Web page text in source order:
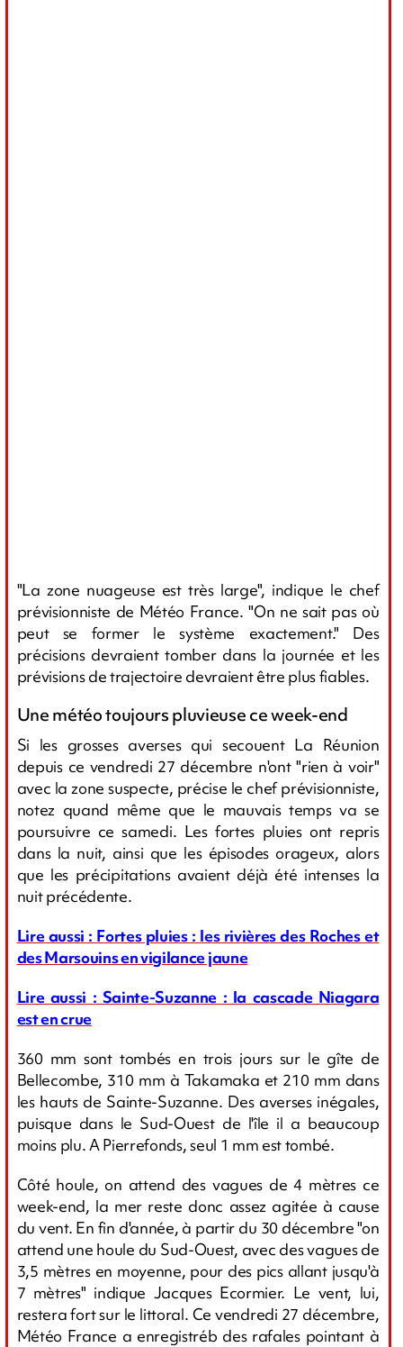
"La zone nuageuse est très large", indique le chef
prévisionniste de Météo France. "On ne sait pas où
peut se former le système exactement." Des
précisions devraient tomber dans la journée et les
prévisions de trajectoire devraient être plus fiables.
Une météo toujours pluvieuse ce week-end
Si les grosses averses qui secouent La Réunion
depuis ce vendredi 27 décembre n'ont "rien à voir"
avec la zone suspecte, précise le chef prévisionniste,
notez quand même que le mauvais temps va se
poursuivre ce samedi. Les fortes pluies ont repris
dans la nuit, ainsi que les épisodes orageux, alors
que les précipitations avaient déjà été intenses la
nuit précédente.
Lire aussi : Fortes pluies : les rivières des Roches et
des Marsouins en vigilance jaune
Lire aussi : Sainte-Suzanne : la cascade Niagara
est en crue
360 mm sont tombés en trois jours sur le gîte de
Bellecombe, 310 mm à Takamaka et 210 mm dans
les hauts de Sainte-Suzanne. Des averses inégales,
puisque dans le Sud-Ouest de l'île il a beaucoup
moins plu. A Pierrefonds, seul 1 mm est tombé.
Côté houle, on attend des vagues de 4 mètres ce
week-end, la mer reste donc assez agitée à cause
du vent. En fin d'année, à partir du 30 décembre "on
attend une houle du Sud-Ouest, avec des vagues de
3,5 mètres en moyenne, pour des pics allant jusqu'à
7 mètres" indique Jacques Ecormier. Le vent, lui,
restera fort sur le littoral. Ce vendredi 27 décembre,
Météo France a enregistréb des rafales pointant à